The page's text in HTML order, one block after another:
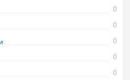
0
0
0
0
0